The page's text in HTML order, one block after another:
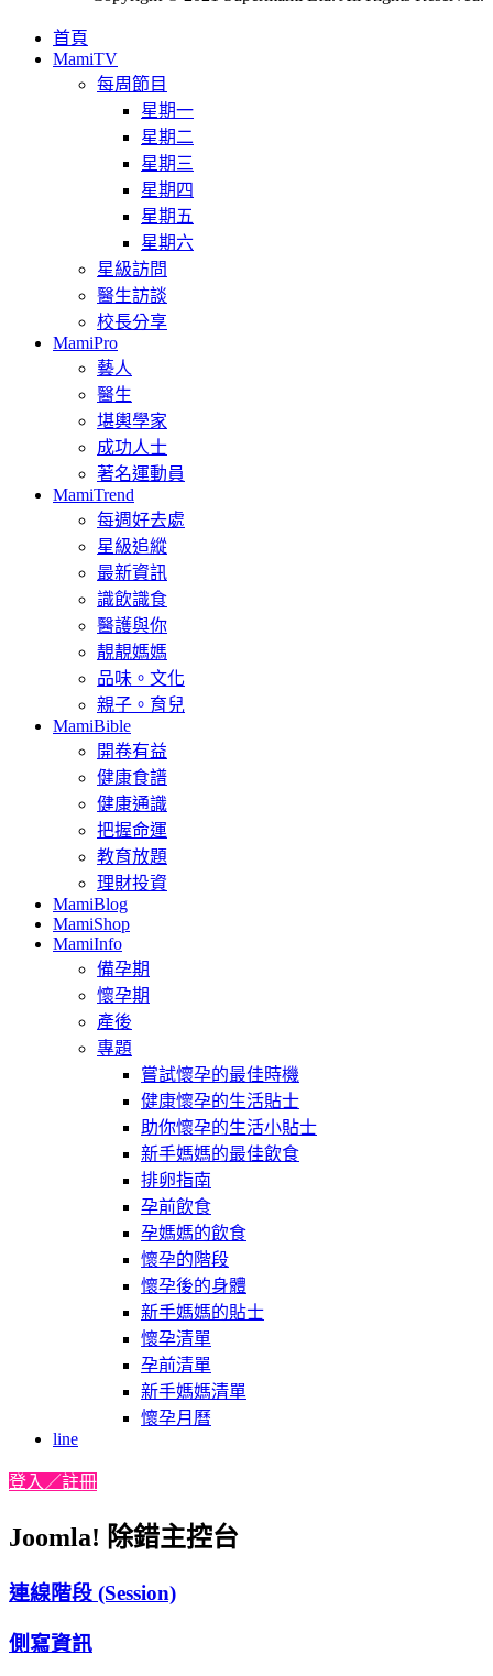
首頁
MamiTV
每周節目
星期一
星期二
星期三
星期四
星期五
星期六
星級訪問
醫生訪談
校長分享
MamiPro
藝人
醫生
堪輿學家
成功人士
著名運動員
MamiTrend
每週好去處
星級追縱
最新資訊
識飲識食
醫護與你
靚靚媽媽
品味。文化
親子。育兒
MamiBible
開卷有益
健康食譜
健康通識
把握命運
教育放題
理財投資
MamiBlog
MamiShop
MamiInfo
備孕期
懷孕期
產後
專題
嘗試懷孕的最佳時機
健康懷孕的生活貼士
助你懷孕的生活小貼士
新手媽媽的最佳飲食
排卵指南
孕前飲食
孕媽媽的飲食
懷孕的階段
懷孕後的身體
新手媽媽的貼士
懷孕清單
孕前清單
新手媽媽清單
懷孕月曆
line
登入／註冊
Joomla! 除錯主控台
連線階段 (Session)
側寫資訊